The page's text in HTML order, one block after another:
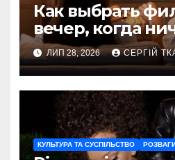
Как выбрать
вечер, когда
хочется
ЛИП 28, 2026 СЕРГІЙ
КУЛЬТУРА ТА СУСПІЛЬСТВО